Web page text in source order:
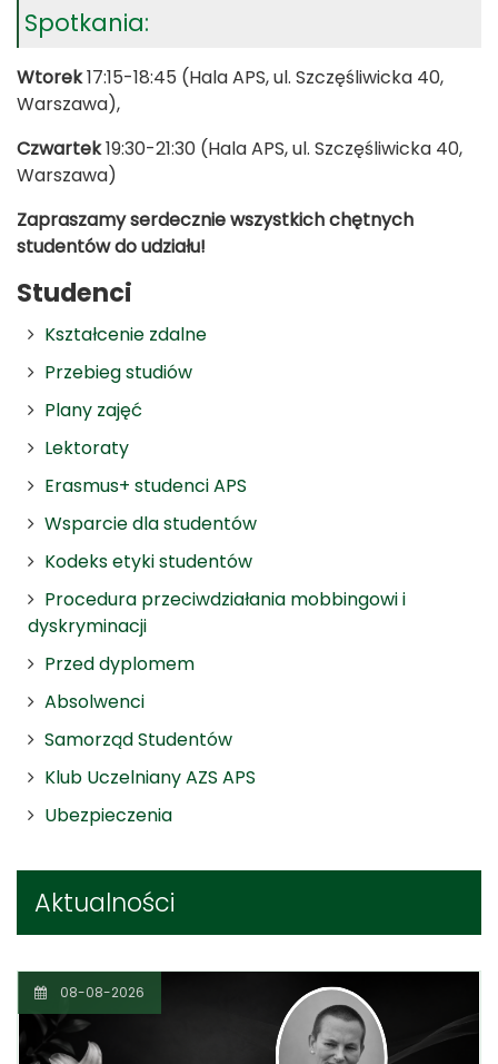
Studenci
Kształcenie zdalne
Przebieg studiów
Plany zajęć
Lektoraty
Erasmus+ studenci APS
Wsparcie dla studentów
Kodeks etyki studentów
Procedura przeciwdziałania mobbingowi i
dyskryminacji
Przed dyplomem
Absolwenci
Samorząd Studentów
Klub Uczelniany AZS APS
Ubezpieczenia
Aktualności
08-08-2026
Spotkania:
Wtorek17:15-18:45 (Hala APS, ul. Szczęśliwicka 40,
Warszawa),
Czwartek19:30-21:30 (Hala APS, ul. Szczęśliwicka 40,
Warszawa)
Zapraszamy serdecznie wszystkich chętnych
studentów do udziału!